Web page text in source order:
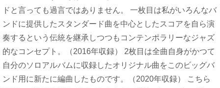
ドと言っても過言ではありません。 一枚目は私がいろんなバ
ンドに提供したスタンダード曲を中心としたスコアを自ら演
奏するという伝統を継承しつつもコンテンポラリーなジャズ
的なコンセプト。（2016年収録） 2枚目は全曲自身がかつて
自分のソロアルバムに収録したオリジナル曲をこのビッグバ
ンド用に新たに編曲したものです。（2020年収録） こちら